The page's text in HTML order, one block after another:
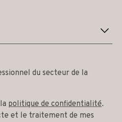
du secteur de la
politique de confidentialité.
et le traitement de mes